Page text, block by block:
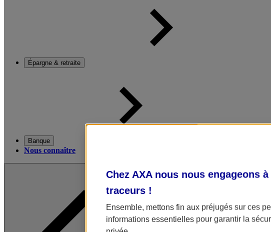
Épargne & retraite
Banque
Nous connaître
Chez AXA nous nous engageons
traceurs !
Ensemble, mettons fin aux préjugés sur ces
informations essentielles pour garantir la